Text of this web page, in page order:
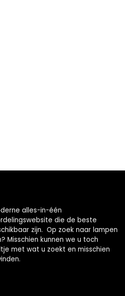
alles-in-één
die de beste
zijn. Op zoek naar lampen
Misschien kunnen we u toch
met wat u zoekt en misschien